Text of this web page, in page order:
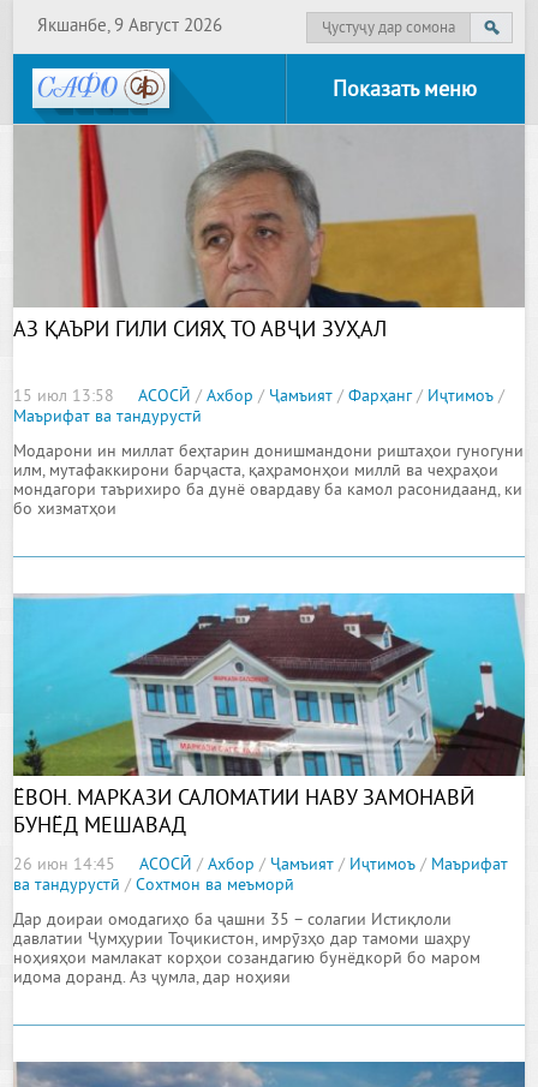
Якшанбе, 9 Август 2026
Показать меню
АЗ ҚАЪРИ ГИЛИ СИЯҲ ТО АВҶИ ЗУҲАЛ
15 июл 13:58 АСОСӢ /Ахбор / Ҷамъият /Фарҳанг/ Иҷтимоъ /
Маърифат ва тандурустӣ
Модарони ин миллат беҳтарин донишмандони риштаҳои гуногуни
илм, мутафаккирони барҷаста, қаҳрамонҳои миллӣ ва чеҳраҳои
мондагори таърихиро ба дунё овардаву ба камол расонидаанд, ки
бо хизматҳои
ЁВОН. МАРКАЗИ САЛОМАТИИ НАВУ ЗАМОНАВӢ
БУНЁД МЕШАВАД
26 июн 14:45 АСОСӢ /Ахбор / Ҷамъият / Иҷтимоъ / Маърифат
ва тандурустӣ /Сохтмон ва меъморӣ
Дар доираи омодагиҳо ба ҷашни 35 – солагии Истиқлоли
давлатии Ҷумҳурии Тоҷикистон, имрӯзҳо дар тамоми шаҳру
ноҳияҳои мамлакат корҳои созандагию бунёдкорӣ бо маром
идома доранд. Аз ҷумла, дар ноҳияи